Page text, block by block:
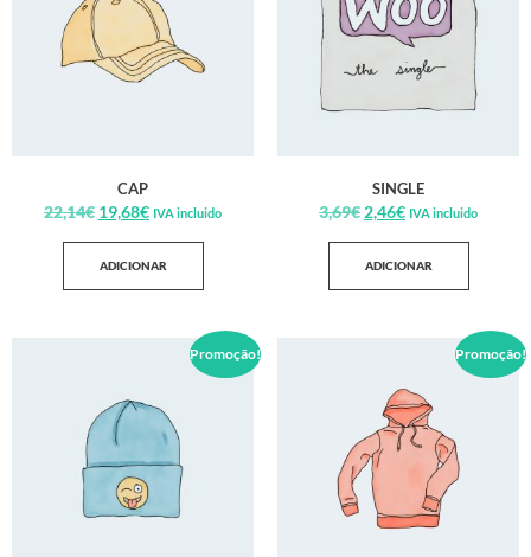
CAP
22,14€ 19,68€ IVA incluido
ADICIONAR
SINGLE
3,69€ 2,46€ IVA incluido
ADICIONAR
Promoção! Promoção!